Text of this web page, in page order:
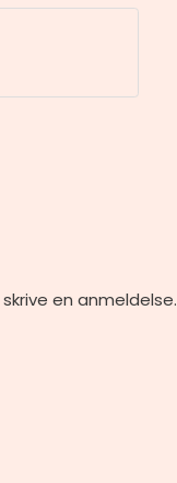
en anmeldelse.